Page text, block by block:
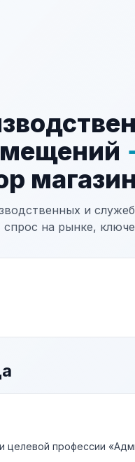
и
спрос на рынке,
целевой профессии